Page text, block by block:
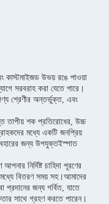
কাস্টমাইজড উভয় রঙে পাওয়া
সরবরাহ করা যেতে পারে।
পণ্য শ্রেণীর অন্তর্ভুক্ত, এবং
তাপীয় শক প্রতিরোধের, উচ্চ
মধ্যে একটি জনপ্রিয়
জন্য উপযুক্তইস্পাত
নির্দিষ্ট চাহিদা পূরণের
বিতরণ সময় সহ।আমাদের
প্রদানের জন্য গর্বিত, যাতে
সাথে গ্রহণ করতে পারেন।